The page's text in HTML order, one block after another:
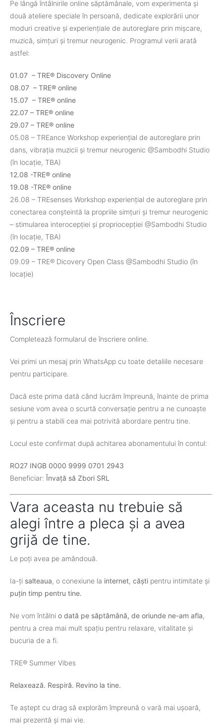
Pe lângă întâlnirile online săptămânale, vom experimenta și
două ateliere speciale în persoană, dedicate explorării unor
moduri creative și experiențiale de autoreglare prin mișcare,
muzică, simțuri și tremur neurogenic. Programul verii arată
astfel:
01.07 – TRE® Discovery Online
08.07 – TRE® online
15.07 – TRE® online
22.07 – TRE® online
29.07 – TRE® online
05.08 – TREance Workshop experiențial de autoreglare prin
dans, vibrația muzicii și tremur neurogenic @Sambodhi Studio
(în locație, TBA)
12.08 -TRE® online
19.08 -TRE® online
26.08 – TREsenses Workshop experiențial de autoreglare prin
conectarea conșteintă la propriile simțuri și tremur neurogenic
– stimularea interocepției și propriocepției @Sambodhi Studio
(în locație, TBA)
02.09 – TRE® online
09.09 – TRE® Dicovery Open Class @Sambodhi Studio (în
locație)
Înscriere
Completează formularul de înscriere online.
Vei primi un mesaj prin WhatsApp cu toate detaliile necesare
pentru participare.
Dacă este prima dată când lucrăm împreună, înainte de prima
sesiune vom avea o scurtă conversație pentru a ne cunoaște
și pentru a stabili cea mai potrivită abordare pentru tine.
Locul este confirmat după achitarea abonamentului în contul:
RO27 INGB 0000 9999 0701 2943
Beneficiar: Învață să Zbori SRL
Vara aceasta nu trebuie să
alegi între a pleca și a avea
grijă de tine.
Le poți avea pe amândouă.
Ia-ți salteaua, o conexiune la internet, căști pentru intimitate și
puțin timp pentru tine.
Ne vom întâlni o dată pe săptămână, de oriunde ne-am afla,
pentru a crea mai mult spațiu pentru relaxare, vitalitate și
bucuria de a fi.
TRE® Summer Vibes
Relaxează. Respiră. Revino la tine.
Te aștept cu drag să explorăm împreună o vară mai ușoară,
mai prezentă și mai vie.